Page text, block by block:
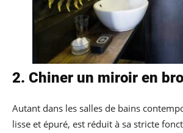
2. Chiner un miroir en
Autant dans les salles de bains
lisse et épuré, est réduit à sa stricte